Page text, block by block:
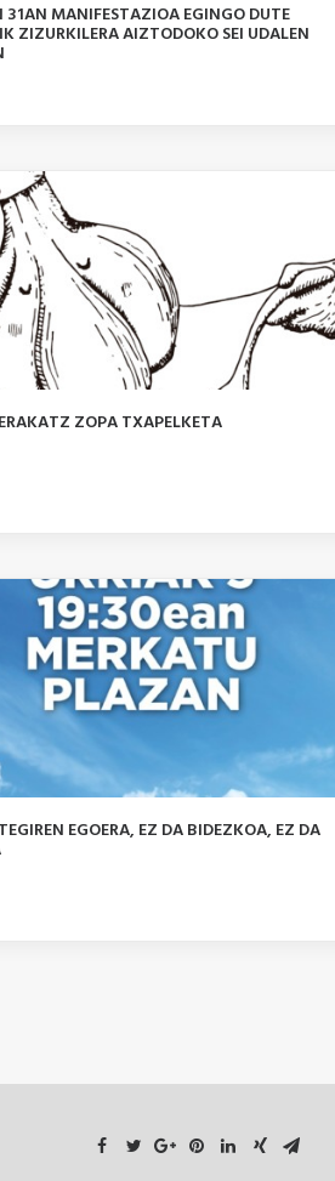
31AN MANIFESTAZIOA EGINGO DUTE
AIZTODOKO SEI UDALEN
ZOPA TXAPELKETA
EGOERA, EZ DA BIDEZKOA, EZ DA